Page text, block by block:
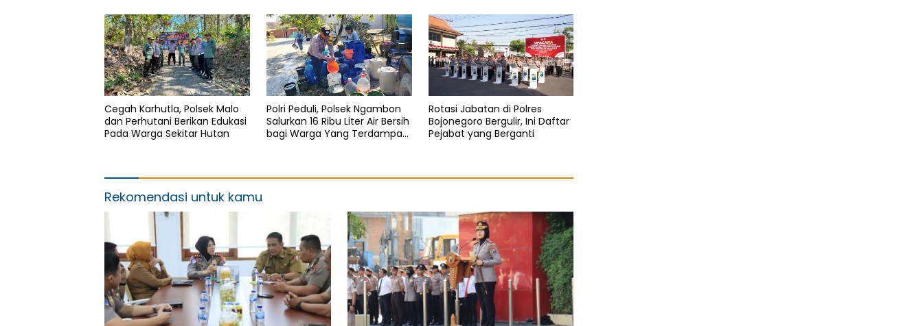
Cegah Karhutla, Polsek Malo
dan Perhutani Berikan Edukasi
Pada Warga Sekitar Hutan
Polri Peduli, Polsek Ngambon
Salurkan 16 Ribu Liter Air Bersih
bagi Warga Yang Terdampak
Rotasi Jabatan di Polres
Bojonegoro Bergulir, Ini Daftar
Pejabat yang Berganti
Rekomendasi untuk kamu